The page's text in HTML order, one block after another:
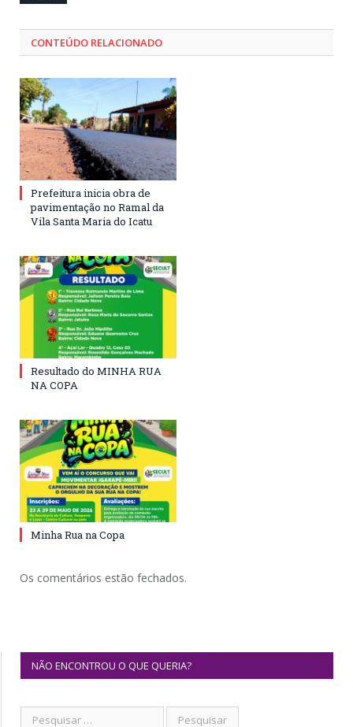
CONTEÚDO RELACIONADO
Prefeitura inicia obra de
pavimentação no Ramal da
Vila Santa Maria do Icatu
Resultado do MINHA RUA
NA COPA
Minha Rua na Copa
Os comentários estão fechados.
NÃO ENCONTROU O QUE QUERIA?